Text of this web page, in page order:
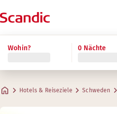
Wohin? 0 Nächte
Hotels & Reiseziele Schweden